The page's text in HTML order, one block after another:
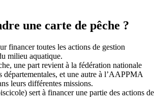
une carte de pêche ?
financer toutes les actions de gestion
milieu aquatique.
une part revient à la fédération nationale
départementales, et une autre à l’AAPPMA
leurs différentes missions.
sert à financer une partie des actions de